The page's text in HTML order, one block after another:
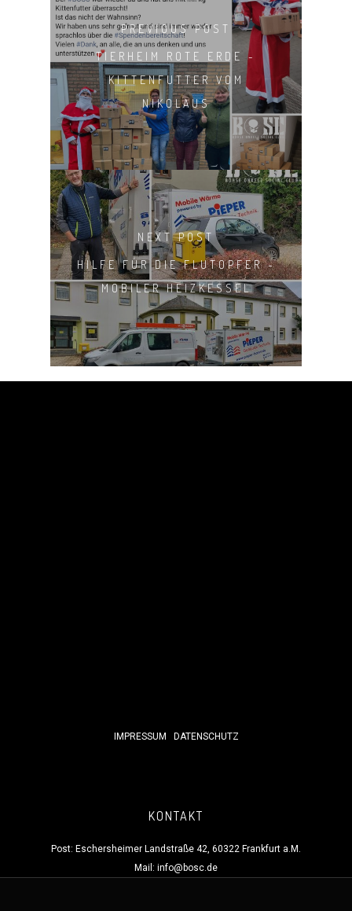
PREVIOUS POST
TIERHEIM ROTE ERDE -
KITTENFUTTER VOM
NIKOLAUS
NEXT POST
HILFE FÜR DIE FLUTOPFER -
MOBILER HEIZKESSEL
IMPRESSUM DATENSCHUTZ
KONTAKT
Post: Eschersheimer Landstraße 42, 60322 Frankfurt a.M.
Mail: info@bosc.de